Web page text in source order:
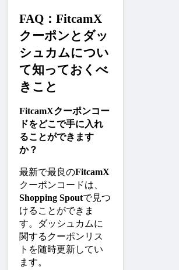
FAQ：FitcamX
クーポンとダッ
シュカムについ
て知っておくべ
きこと
FitcamXクーポンコー
ドをどこで手に入れ
ることができます
か？
最新で最良のFitcamX
クーポンコードは、
Shopping Spoutで見つ
けることができま
す。ダッシュカムに
関するクーポンリス
トを随時更新してい
ます。